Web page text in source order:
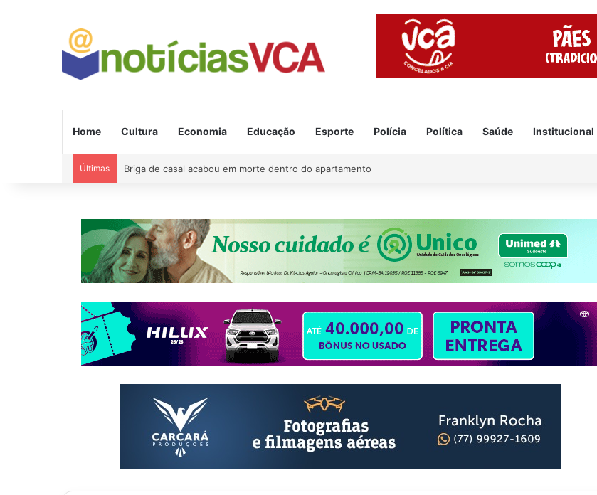
Home Cultura Economia Educação Esporte Polícia Política Saúde Institucional
Últimas Briga de casal acabou em morte dentro do apartamento